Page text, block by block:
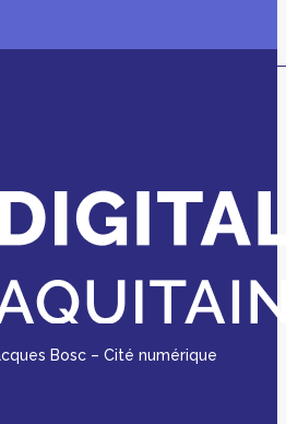
Bosc – Cité numérique